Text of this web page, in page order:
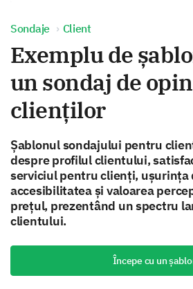
Sondaje Client
Exemplu de
un sondaj de
clienților
Șablonul sondajului pentru
despre profilul clientului,
serviciul pentru clienți, ușurința
accesibilitatea și valoarea
prețul, prezentând un spectru
clientului.
Începe cu un